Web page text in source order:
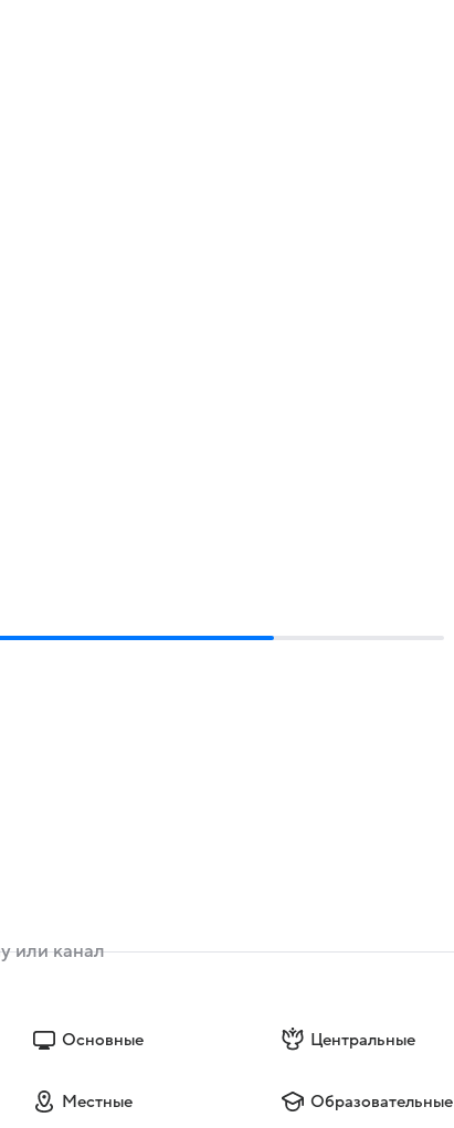
Основные Центральные
Местные Образовательные